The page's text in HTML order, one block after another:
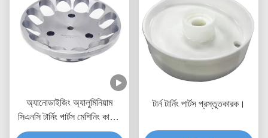
অ্যানোডাইজিং অ্যালুমিনিয়াম
সিএনসি টার্নিং পার্টস মেশিনিং কাস্টম
5 অক্ষ সিএনসি ফ্রিজিং
টার্ন টার্নিং পার্টস প্রস্তুতকারক।